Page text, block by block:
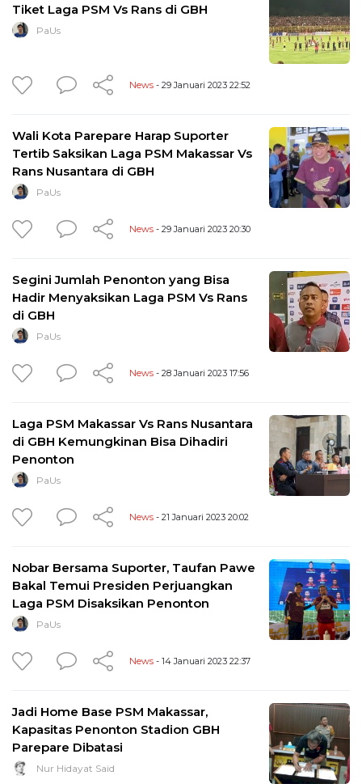
Tiket Laga PSM Vs Rans di GBH
PaUs
News - 29 Januari 2023 22:52
Wali Kota Parepare Harap Suporter
Tertib Saksikan Laga PSM Makassar Vs
Rans Nusantara di GBH
PaUs
News - 29 Januari 2023 20:30
Segini Jumlah Penonton yang Bisa
Hadir Menyaksikan Laga PSM Vs Rans
di GBH
PaUs
News - 28 Januari 2023 17:56
Laga PSM Makassar Vs Rans Nusantara
di GBH Kemungkinan Bisa Dihadiri
Penonton
PaUs
News - 21 Januari 2023 20:02
Nobar Bersama Suporter, Taufan Pawe
Bakal Temui Presiden Perjuangkan
Laga PSM Disaksikan Penonton
PaUs
News - 14 Januari 2023 22:37
Jadi Home Base PSM Makassar,
Kapasitas Penonton Stadion GBH
Parepare Dibatasi
Nur Hidayat Said